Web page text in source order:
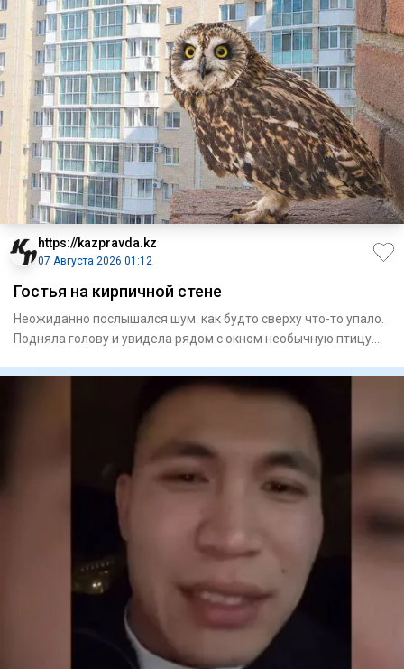
https://kazpravda.kz
07 Августа 2026 01:12
Гостья на кирпичной стене
Неожиданно послышался шум: как будто сверху что-то упало.
Подняла голову и увидела рядом с окном необычную птицу.